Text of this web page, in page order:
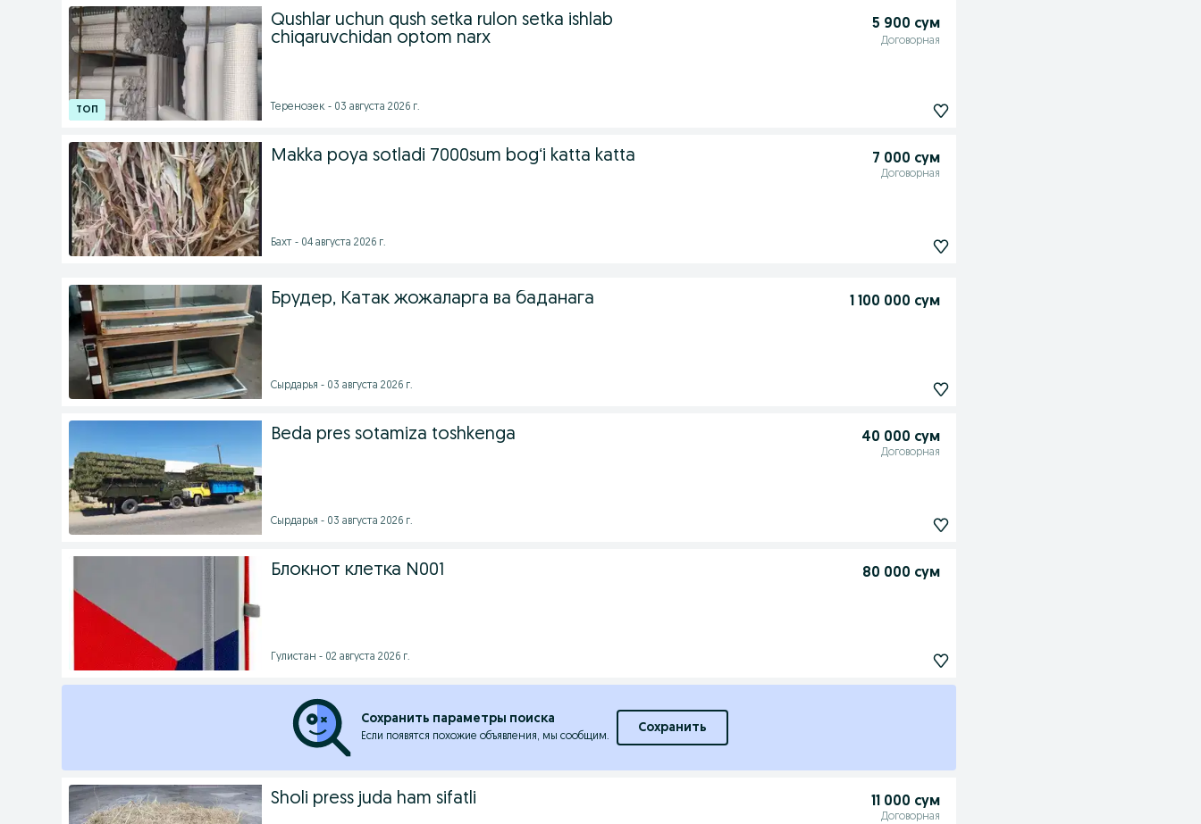
Qushlar uchun qush setka rulon setka ishlab
chiqaruvchidan optom narx
5 900 сум
Договорная
Теренозек - 03 августа 2026 г.
Makka poya sotladi 7000sum bogʻi katta katta 7 000 сум
Договорная
Бахт - 04 августа 2026 г.
Брудер, Катак жожаларга ва баданага 1 100 000 сум
Сырдарья - 03 августа 2026 г.
Beda pres sotamiza toshkenga 40 000 сум
Договорная
Cырдарья - 03 августа 2026 г.
Блокнот клетка N001 80 000 сум
Гулистан - 02 августа 2026 г.
Сохранить параметры поиска
Если появятся похожие объявления, мы сообщим.
Сохранить
Sholi press juda ham sifatli 11 000 сум
Договорная